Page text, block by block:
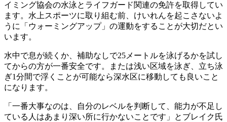
イミング協会の水泳とライフガード関連の免許を取得してい
ます。水上スポーツに取り組む前、けいれんを起こさないよ
うに「ウォーミングアップ」の運動をすることが大切だとい
います。
水中で息が続くか、補助なしで25メートルを泳げるかを試し
てからの方が一番安全です。または浅い区域を泳ぎ、立ち泳
ぎ1分間で浮くことが可能なら深水区に移動しても良いこと
になります。
「一番大事なのは、自分のレベルを判断して、能力が不足し
ている人はあまり深い所に行かないことです」とブレイク氏